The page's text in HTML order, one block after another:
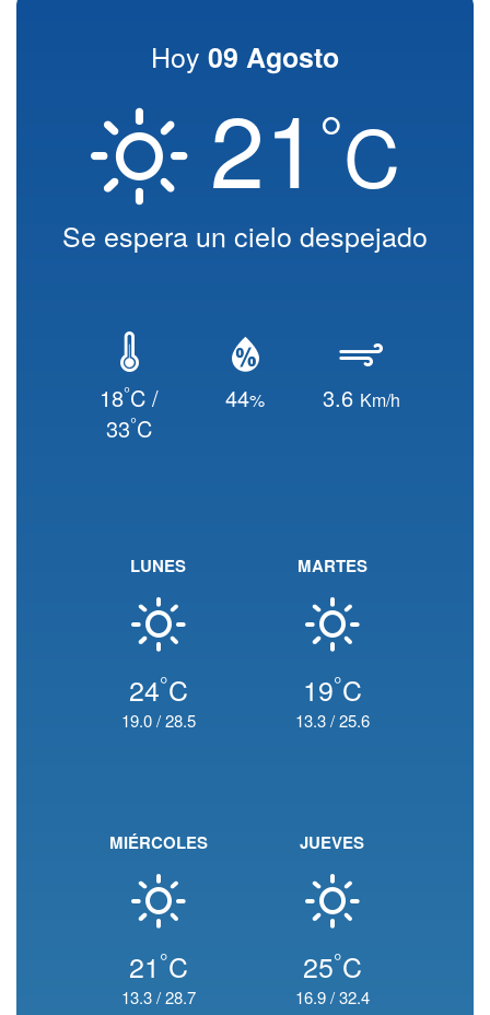
Hoy 09 Agosto
21 °C
Se espera un cielo despejado
18°C /
33°C
44% 3.6 Km/h
LUNES
24°C
19.0/28.5
MARTES
19°C
13.3/25.6
MIÉRCOLES
21 °C
13.3/28.7
JUEVES
25°C
16.9/32.4